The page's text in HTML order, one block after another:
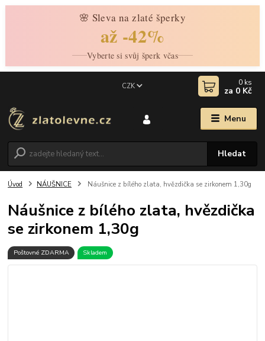
🌸 Sleva na zlaté šperky
až -42%
Vyberte si svůj šperk včas
Menu
CZK
Hledat
0 ks
za 0 Kč
Úvod NÁUŠNICE Náušnice z bílého zlata, hvězdička se zirkonem 1,30g
Náušnice z bílého zlata, hvězdička
se zirkonem 1,30g
Poštovné ZDARMA Skladem